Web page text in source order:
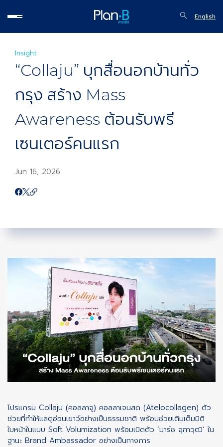
English
Insight
“Collaju” บุกสื่อนอกบ้านทั่ว
กรุง สร้าง Mass
Awareness ต้อนรับพรี
เซนเตอร์คนแรก
Jun 16, 2026
โปรแกรม Collaju (คอลลาจู) คอลลาเจนสด (Atelocollagen) ตัว
ช่วยที่ทำให้แลดูอ่อนเยาว์อย่างเป็นธรรมชาติ พร้อมช่วยเติมเต็มมิติ
ใบหน้าในแบบ Soft Volumization พร้อมเปิดตัว ‘มาร์ช จุฑาวุฒิ’ ใน
ฐานะ Brand Ambassador อย่างเป็นทางการ